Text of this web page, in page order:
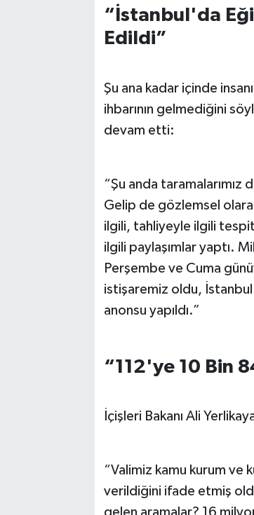
“İstanbul'da
Edildi”
Şu ana kadar içinde
ihbarının gelmediğini
devam etti:
“Şu anda
Gelip de gözlemsel
ilgili, tahliyeyle ilgili
ilgili paylaşımlar yaptı.
Perşembe ve Cuma
istişaremiz oldu,
anonsu yapıldı.”
“112'ye 10 Bin
İçişleri Bakanı Ali
“Valimiz kamu kurum ve
verildiğini ifade etmiş